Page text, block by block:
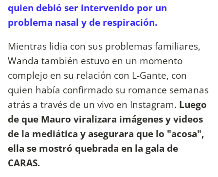
quien debió ser intervenido por un
problema nasal y de respiración.
Mientras lidia con sus problemas familiares,
Wanda también estuvo en un momento
complejo en su relación con L-Gante, con
quien había confirmado su romance semanas
atrás a través de un vivo en Instagram. Luego
de que Mauro viralizara imágenes y videos
de la mediática y asegurara que lo "acosa",
ella se mostró quebrada en la gala de
CARAS.